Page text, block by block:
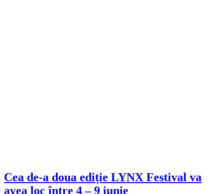
Cea de-a doua ediție LYNX Festival va
avea loc între 4 – 9 iunie